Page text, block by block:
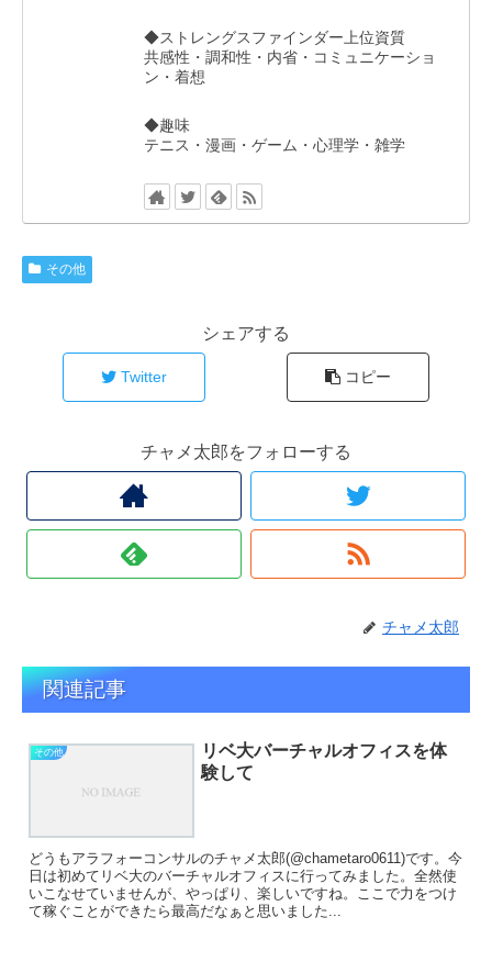
◆ストレングスファインダー上位資質
共感性・調和性・内省・コミュニケーショ
ン・着想
◆趣味
テニス・漫画・ゲーム・心理学・雑学
その他
シェアする
Twitter コピー
チャメ太郎をフォローする
チャメ太郎
関連記事
その他
リベ大バーチャルオフィスを体
験して
どうもアラフォーコンサルのチャメ太郎(@chametaro0611)です。今
日は初めてリベ大のバーチャルオフィスに行ってみました。全然使
いこなせていませんが、やっぱり、楽しいですね。ここで力をつけ
て稼ぐことができたら最高だなぁと思いました...